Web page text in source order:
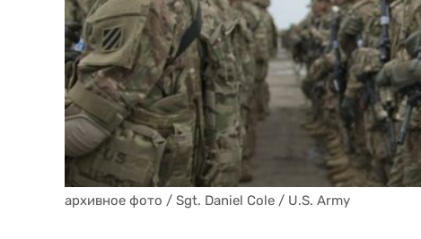
архивное фото / Sgt. Daniel Cole / U.S. Army